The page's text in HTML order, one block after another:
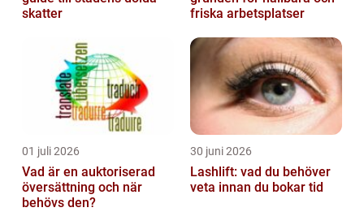
skatter
friska arbetsplatser
01 juli 2026
Vad är en auktoriserad
översättning och när
behövs den?
30 juni 2026
Lashlift: vad du behöver
veta innan du bokar tid